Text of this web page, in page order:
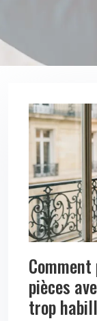
pièces
trop